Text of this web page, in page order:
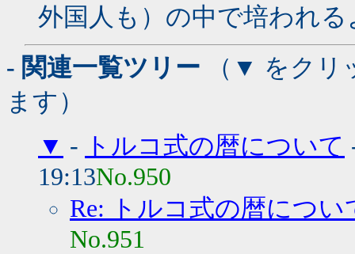
外国人も）の中で培われ
- 関連一覧ツリー （▼ をクリ
ます）
▼ - トルコ式の暦について
19:13No.950
Re: トルコ式の暦につい
No.951